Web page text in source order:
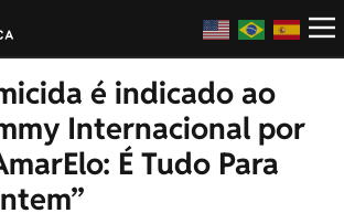
é indicado ao
Internacional por
É Tudo Para